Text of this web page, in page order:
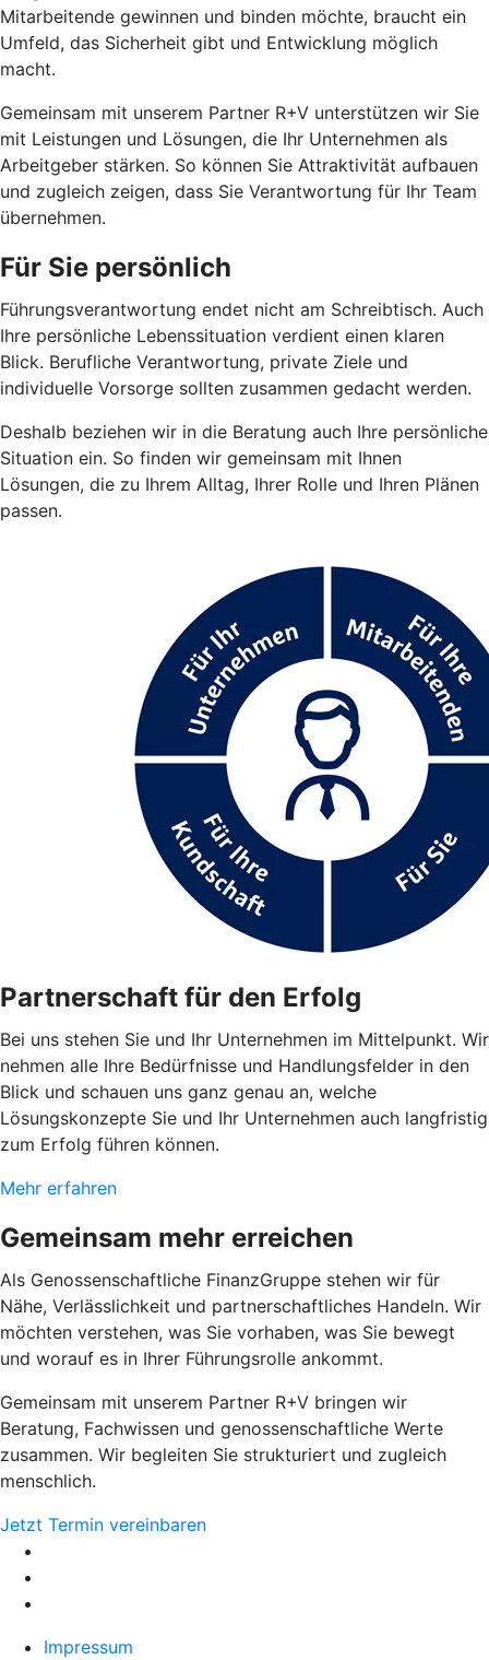
Mitarbeitende gewinnen und binden möchte, braucht ein
Umfeld, das Sicherheit gibt und Entwicklung möglich
macht.
Gemeinsam mit unserem Partner R+V unterstützen wir Sie
mit Leistungen und Lösungen, die Ihr Unternehmen als
Arbeitgeber stärken. So können Sie Attraktivität aufbauen
und zugleich zeigen, dass Sie Verantwortung für Ihr Team
übernehmen.
Für Sie persönlich
Führungsverantwortung endet nicht am Schreibtisch. Auch
Ihre persönliche Lebenssituation verdient einen klaren
Blick. Berufliche Verantwortung, private Ziele und
individuelle Vorsorge sollten zusammen gedacht werden.
Deshalb beziehen wir in die Beratung auch Ihre persönliche
Situation ein. So finden wir gemeinsam mit Ihnen
Lösungen, die zu Ihrem Alltag, Ihrer Rolle und Ihren Plänen
passen.
Partnerschaft für den Erfolg
Bei uns stehen Sie und Ihr Unternehmen im Mittelpunkt. Wir
nehmen alle Ihre Bedürfnisse und Handlungsfelder in den
Blick und schauen uns ganz genau an, welche
Lösungskonzepte Sie und Ihr Unternehmen auch langfristig
zum Erfolg führen können.
Mehr erfahren
Gemeinsam mehr erreichen
Als Genossenschaftliche FinanzGruppe stehen wir für
Nähe, Verlässlichkeit und partnerschaftliches Handeln. Wir
möchten verstehen, was Sie vorhaben, was Sie bewegt
und worauf es in Ihrer Führungsrolle ankommt.
Gemeinsam mit unserem Partner R+V bringen wir
Beratung, Fachwissen und genossenschaftliche Werte
zusammen. Wir begleiten Sie strukturiert und zugleich
menschlich.
Jetzt Termin vereinbaren
Impressum